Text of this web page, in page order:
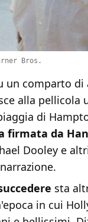
Bros.
comparto di
alla pellicola
di
firmata da
Dooley e
sta
in cui